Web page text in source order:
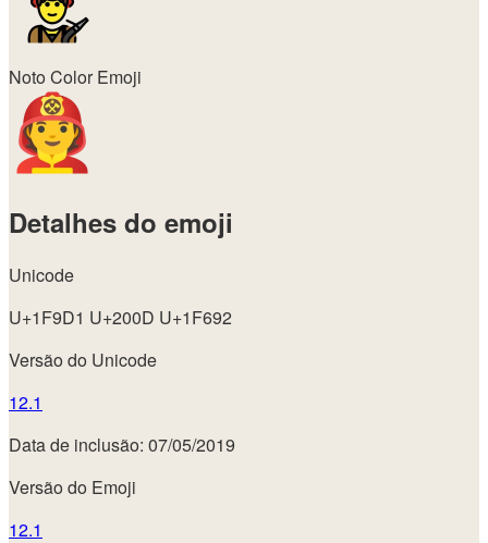
Noto Color Emoji
Detalhes do emoji
Unicode
U+1F9D1 U+200D U+1F692
Versão do Unicode
12.1
Data de inclusão: 07/05/2019
Versão do Emoji
12.1